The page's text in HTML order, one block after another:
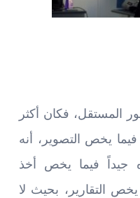
المستقل، فكان أكثر
يخص التصوير، أنه
جيداً فيما يخص أخذ
التقارير، بحيث لا